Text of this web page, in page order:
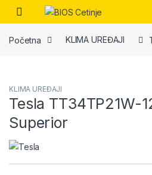
Skip to navigation
Skip to content
Open
Početna KLIMA UREĐAJI
KLIMA UREĐAJI
Tesla TT34TP21W-
Superior